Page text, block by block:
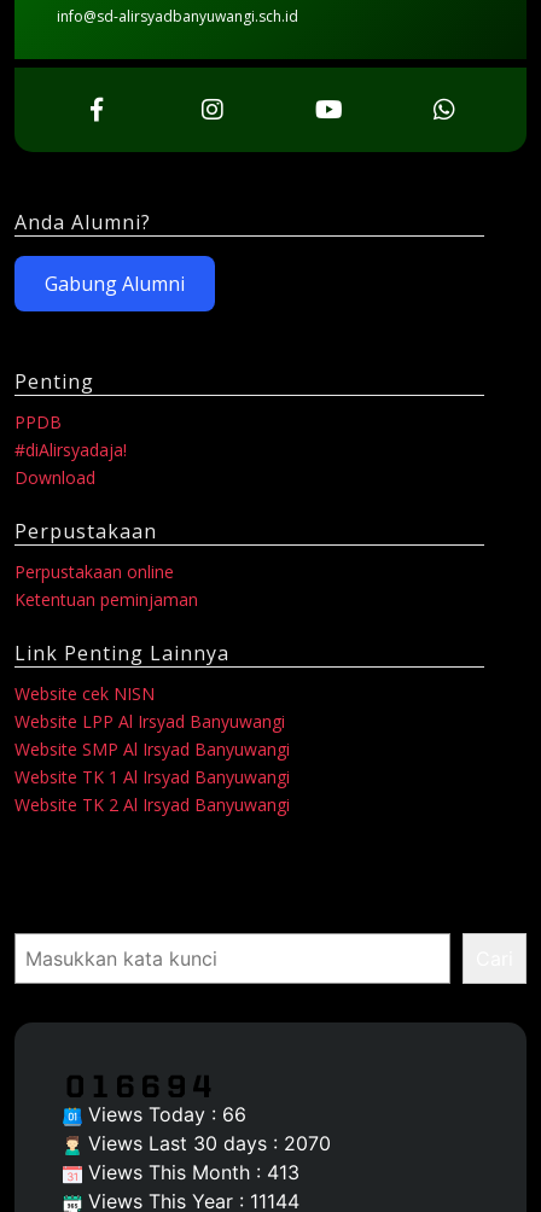
info@sd-alirsyadbanyuwangi.sch.id
Anda Alumni?
Gabung Alumni
Penting
PPDB
#diAlirsyadaja!
Download
Perpustakaan
Perpustakaan online
Ketentuan peminjaman
Link Penting Lainnya
Website cek NISN
Website LPP Al Irsyad Banyuwangi
Website SMP Al Irsyad Banyuwangi
Website TK 1 Al Irsyad Banyuwangi
Website TK 2 Al Irsyad Banyuwangi
Views Today : 66
Views Last 30 days : 2070
Views This Month : 413
Views This Year : 11144